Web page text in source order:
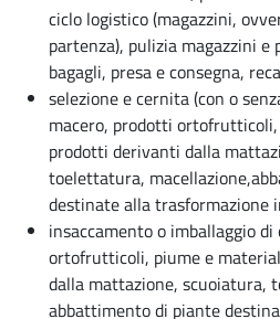
ciclo logistico (magazzini,
partenza), pulizia magazzini e
bagagli, presa e consegna,
selezione e cernita (con o
macero, prodotti
prodotti derivanti dalla
toelettatura,
destinate alla trasformazione
insaccamento o imballaggio
ortofrutticoli, piume e
dalla mattazione, scuoiatura,
abbattimento di piante